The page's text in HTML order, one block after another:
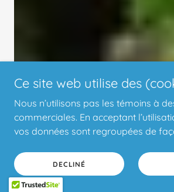
Ce site web utilise des
Nous n’utilisons pas les témoins à
commerciales. En acceptant
vos données sont regroupées de
DECLINÉ